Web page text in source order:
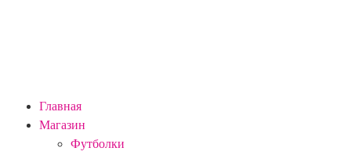
Главная
Магазин
Футболки